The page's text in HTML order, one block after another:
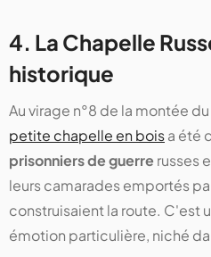
4. La Chapelle
historique
Au virage n°8 de la montée
petite chapelle en boisa été
prisonniers de guerrerusses
leurs camarades emportés
construisaient la route. C'est
émotion particulière, niché